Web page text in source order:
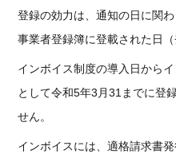
登録の効力は、通知の日に関
事業者登録簿に登載された日（
インボイス制度の導入日から
として令和5年3月31までに登
せん。
インボイスには、適格請求書